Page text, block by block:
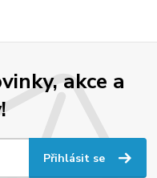
akce a
Přihlásit se